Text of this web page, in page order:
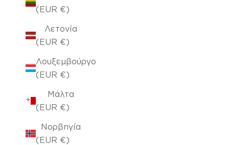
(EUR €)
Λετονία
(EUR €)
Λουξεμβούργο
(EUR €)
Μάλτα
(EUR €)
Νορβηγία
(EUR €)